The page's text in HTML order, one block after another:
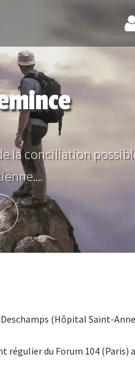
la conciliation
Plus d'info
(Hôpital Saint-
du Forum 104